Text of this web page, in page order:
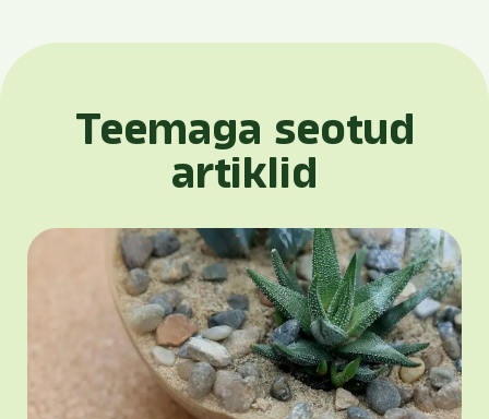
Teemaga seotud
artiklid